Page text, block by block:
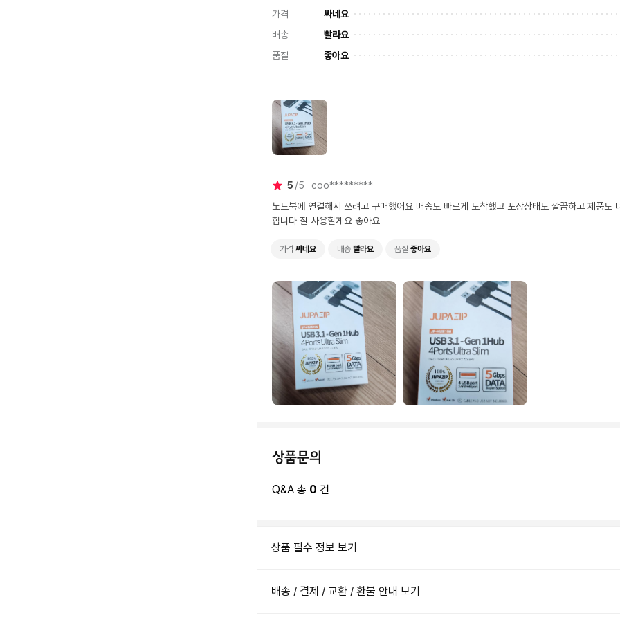
가격 싸네요
배송
빨라요
품질
좋아요
5 5
coo*********
노트북에 연결해서 쓰려고 구매했어요 배송도 빠르게 도착했고 포장상태도 깔끔하고 제품도
합니다 잘 사용할게요 좋아요
가격 싸네요 배송 빨라요 품질 좋아요
상품문의
Q&A 총 0 건
상품 필수 정보 보기
배송 / 결제 / 교환 / 환불 안내 보기